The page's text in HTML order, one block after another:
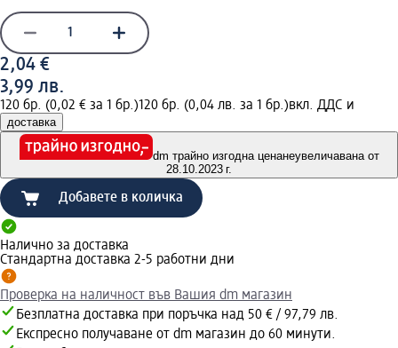
2,04 €
3,99 лв.
120 бр. (0,02 € за 1 бр.)120 бр. (0,04 лв. за 1 бр.)вкл. ДДС и
доставка
dm трайно изгодна ценанеувеличавана от
28.10.2023 г.
Добавете в количка
Налично за доставка
Стандартна доставка 2-5 работни дни
Проверка на наличност във Вашия dm магазин
Безплатна доставка при поръчка над 50 € / 97,79 лв.
Експресно получаване от dm магазин до 60 минути.